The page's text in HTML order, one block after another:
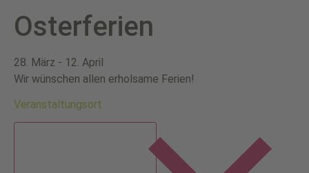
Osterferien
28. März - 12. April
Wir wünschen allen erholsame Ferien!
Veranstaltungsort